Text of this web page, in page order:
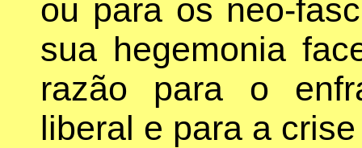
ou para os neo-
sua hegemonia
razão para o
liberal e para a